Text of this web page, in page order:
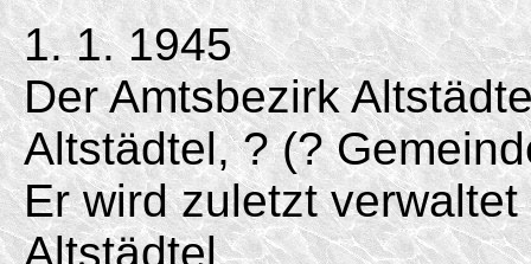
1. 1. 1945
Der Amtsbezirk
Altstädtel, ? (?
Er wird zuletzt
Altstädtel.